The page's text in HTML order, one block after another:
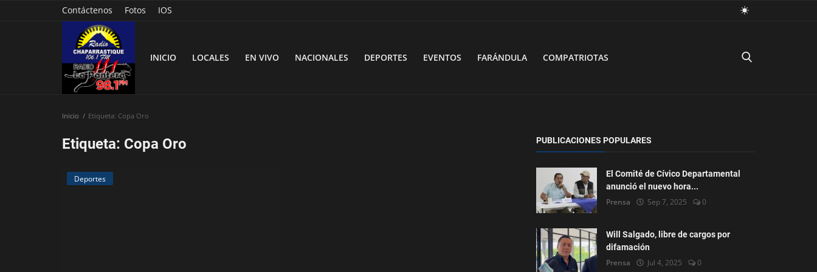
Contáctenos Fotos IOS
INICIO LOCALES EN VIVO NACIONALES DEPORTES EVENTOS FARÁNDULA COMPATRIOTAS
Inicio Etiqueta: Copa Oro
Etiqueta: Copa Oro
Deportes
PUBLICACIONES POPULARES
El Comité de Cívico Departamental
anunció el nuevo hora...
Prensa Sep 7, 2025 0
Will Salgado, libre de cargos por
difamación
Prensa Jul 4, 2025 0